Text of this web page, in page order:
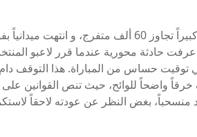
المباراة النهائية التي جمعت المنتخبين شهدت حضوراً جماهيرياً كبيراً تجاوز 60 ألف متفرج، و انتهت
اللقاء عرفت حادثة محورية عندما قرر لاعبو
توقيت حساس من المباراة. هذا التوقف
خرقاً واضحاً للوائح، حيث تنص القوانين
بغض النظر عن عودته لاحقاً